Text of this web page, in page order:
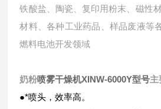
铁酸盐、陶瓷、复印用粉末、磁性
材料、各种工业药品、样品废液等
燃料电池开发领域
奶粉喷雾干燥机XINW-6000Y型号主
●*喷头，效率高。